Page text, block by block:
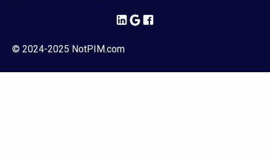
© 2024-2025 NotPIM.com